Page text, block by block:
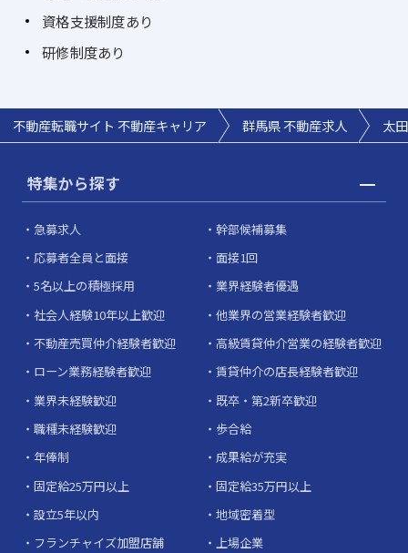
資格支援制度あり
研修制度あり
不動産転職サイト 不動産キャリア 群馬県 不動産求人 太
特集から探す
急募求人
幹部候補募集
応募者全員と面接
面接1回
5名以上の積極採用
業界経験者優遇
社会人経験10年以上歓迎
他業界の営業経験者歓迎
不動産売買仲介経験者歓迎
高級賃貸仲介営業の経験者歓迎
ローン業務経験者歓迎
賃貸仲介の店長経験者歓迎
業界未経験歓迎
既卒・第2新卒歓迎
職種未経験歓迎
歩合給
年俸制
成果給が充実
固定給25万円以上
固定給35万円以上
設立5年以内
地域密着型
フランチャイズ加盟店舗
上場企業